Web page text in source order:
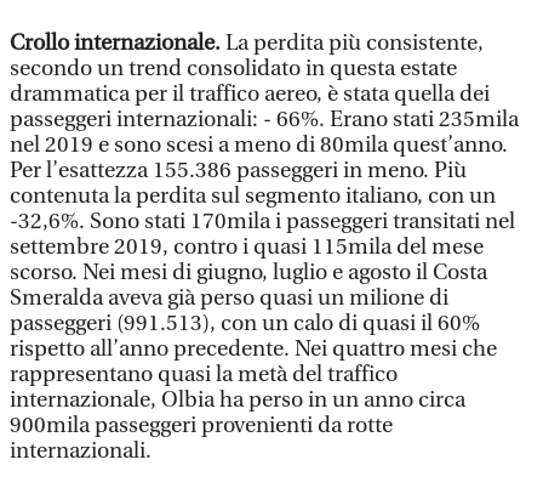
Crollo internazionale.La perdita più consistente,
secondo un trend consolidato in questa estate
drammatica per il traffico aereo, è stata quella dei
passeggeri internazionali: - 66%. Erano stati 235mila
nel 2019 e sono scesi a meno di 80mila quest’anno.
Per l’esattezza 155.386 passeggeri in meno. Più
contenuta la perdita sul segmento italiano, con un
-32,6%. Sono stati 170mila i passeggeri transitati nel
settembre 2019, contro i quasi 115mila del mese
scorso. Nei mesi di giugno, luglio e agosto il Costa
Smeralda aveva già perso quasi un milione di
passeggeri (991.513), con un calo di quasi il 60%
rispetto all’anno precedente. Nei quattro mesi che
rappresentano quasi la metà del traffico
internazionale, Olbia ha perso in un anno circa
900mila passeggeri provenienti da rotte
internazionali.